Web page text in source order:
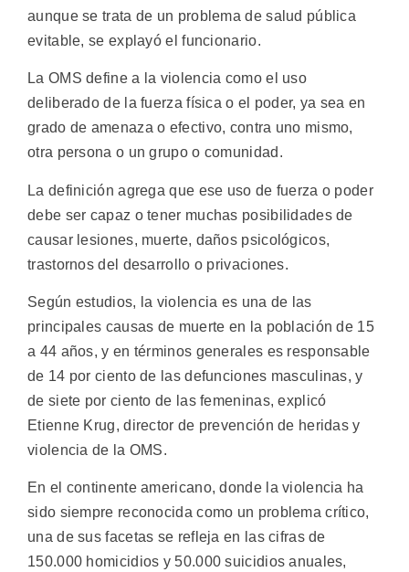
aunque se trata de un problema de salud pública
evitable, se explayó el funcionario.
La OMS define a la violencia como el uso
deliberado de la fuerza física o el poder, ya sea en
grado de amenaza o efectivo, contra uno mismo,
otra persona o un grupo o comunidad.
La definición agrega que ese uso de fuerza o poder
debe ser capaz o tener muchas posibilidades de
causar lesiones, muerte, daños psicológicos,
trastornos del desarrollo o privaciones.
Según estudios, la violencia es una de las
principales causas de muerte en la población de 15
a 44 años, y en términos generales es responsable
de 14 por ciento de las defunciones masculinas, y
de siete por ciento de las femeninas, explicó
Etienne Krug, director de prevención de heridas y
violencia de la OMS.
En el continente americano, donde la violencia ha
sido siempre reconocida como un problema crítico,
una de sus facetas se refleja en las cifras de
150.000 homicidios y 50.000 suicidios anuales,